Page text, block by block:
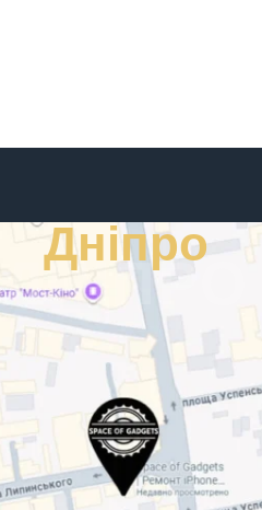
ДНІПРО
Дніпро